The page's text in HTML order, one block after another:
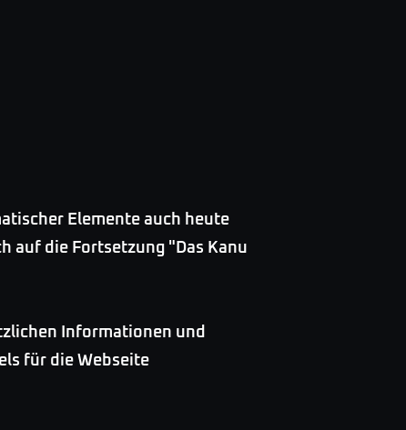
Elemente auch heute
auf die Fortsetzung "Das Kanu
Informationen und
für die Webseite